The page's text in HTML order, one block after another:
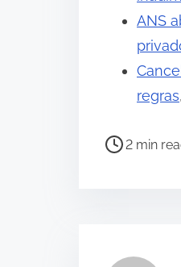
ANS
regras
P
2 min